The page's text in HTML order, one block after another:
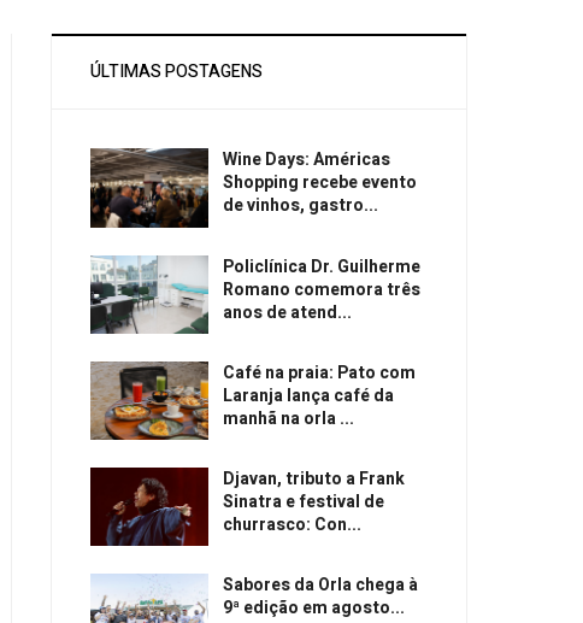
ÚLTIMAS POSTAGENS
Wine Days: Américas
Shopping recebe evento
de vinhos, gastro...
Policlínica Dr. Guilherme
Romano comemora três
anos de atend...
Café na praia: Pato com
Laranja lança café da
manhã na orla ...
Djavan, tributo a Frank
Sinatra e festival de
churrasco: Con...
Sabores da Orla chega à
9ª edição em agosto...